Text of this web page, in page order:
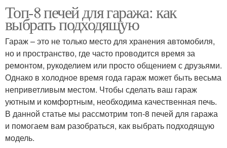
Топ-8 печей для гаража: как
выбрать подходящую
Гараж – это не только место для хранения автомобиля,
но и пространство, где часто проводится время за
ремонтом, рукоделием или просто общением с друзьями.
Однако в холодное время года гараж может быть весьма
неприветливым местом. Чтобы сделать ваш гараж
уютным и комфортным, необходима качественная печь.
В данной статье мы рассмотрим топ-8 печей для гаража
и помогаем вам разобраться, как выбрать подходящую
модель.